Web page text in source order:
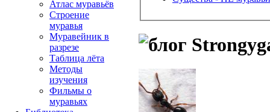
Атлас муравьёв
Строение
муравья
Муравейник в
разрезе
Таблица лёта
Методы
изучения
Фильмы о
муравьях